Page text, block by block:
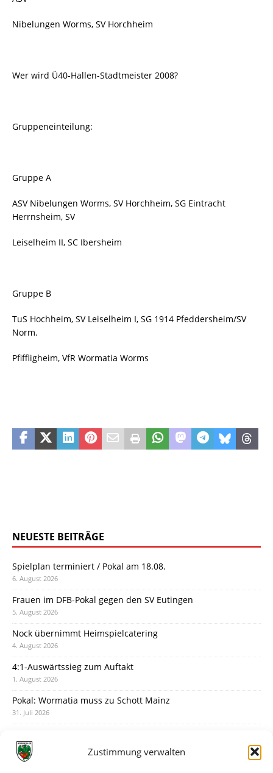
Zustimmung verwalten
Nibelungen Worms, SV Horchheim
Wer wird Ü40-Hallen-Stadtmeister 2008?
Gruppeneinteilung:
Gruppe A
ASV Nibelungen Worms, SV Horchheim, SG Eintracht
Herrnsheim, SV
Leiselheim II, SC Ibersheim
Gruppe B
TuS Hochheim, SV Leiselheim I, SG 1914 Pfeddersheim/SV
Norm.
Pfiffligheim, VfR Wormatia Worms
NEUESTE BEITRÄGE
Spielplan terminiert / Pokal am 18.08.
6. August 2026
Frauen im DFB-Pokal gegen den SV Eutingen
5. August 2026
Nock übernimmt Heimspielcatering
4. August 2026
4:1-Auswärtssieg zum Auftakt
1. August 2026
Pokal: Wormatia muss zu Schott Mainz
31. Juli 2026
30. Juli 2026